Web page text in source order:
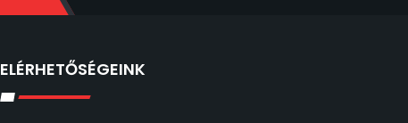
ELÉRHETŐSÉGEINK